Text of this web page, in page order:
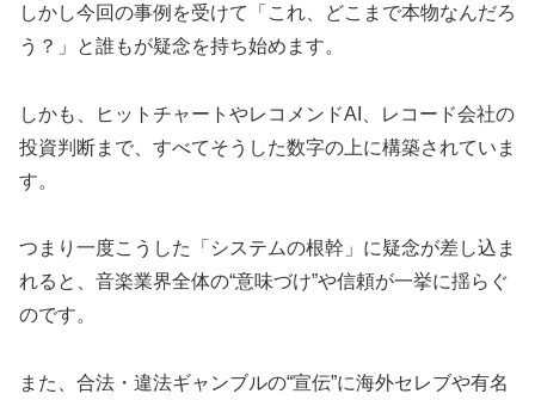
しかし今回の事例を受けて「これ、どこまで本物なんだろ
う？」と誰もが疑念を持ち始めます。
しかも、ヒットチャートやレコメンドAI、レコード会社の
投資判断まで、すべてそうした数字の上に構築されていま
す。
つまり一度こうした「システムの根幹」に疑念が差し込ま
れると、音楽業界全体の“意味づけ”や信頼が一挙に揺らぐ
のです。
また、合法・違法ギャンブルの“宣伝”に海外セレブや有名